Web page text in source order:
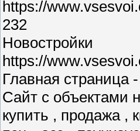
https://
232
https://
Главная страница
Сайт с объектами
купить , продажа ,